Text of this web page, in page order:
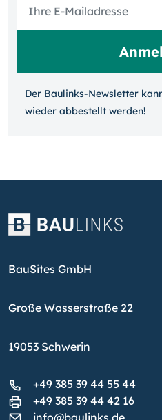
Der Baulinks-Newsletter
wieder ab­bestellt werden!
BauSites GmbH
Große Wasserstraße 22
19053 Schwerin
+49 385 39 44 55 44
+49 385 39 44 42 16